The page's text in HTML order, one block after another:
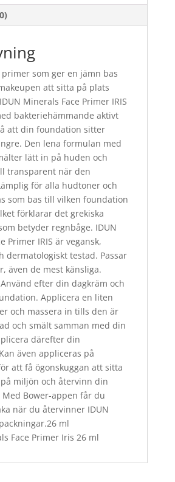
som ger en jämn bas
att sitta på plats
Minerals Face Primer IRIS
bakteriehämmande aktivt
att din foundation sitter
Den lena formulan med
lätt in på huden och
transparent när den
för alla hudtoner och
som bas till vilken foundation
förklarar det grekiska
betyder regnbåge. IDUN
Primer IRIS är vegansk,
dermatologiskt testad. Passar
även de mest känsliga.
efter din dagkräm och
Applicera en liten
och massera in tills den är
och smält samman med din
därefter din
även appliceras på
att få ögonskuggan att sitta
miljön och återvinn din
Bower-appen får du
när du återvinner IDUN
ml
Face Primer Iris 26 ml